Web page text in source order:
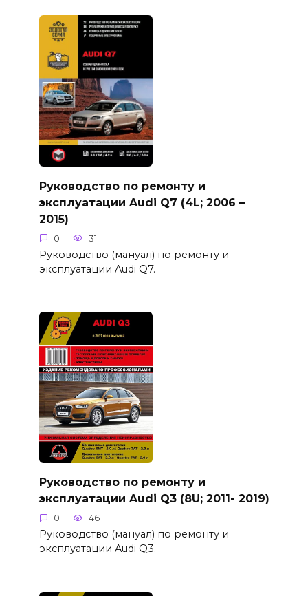
Руководство по ремонту и
эксплуатации Audi Q7 (4L; 2006 –
2015)
0 31
Руководство (мануал) по ремонту и
эксплуатации Audi Q7.
Руководство по ремонту и
эксплуатации Audi Q3 (8U; 2011- 2019)
0 46
Руководство (мануал) по ремонту и
эксплуатации Audi Q3.